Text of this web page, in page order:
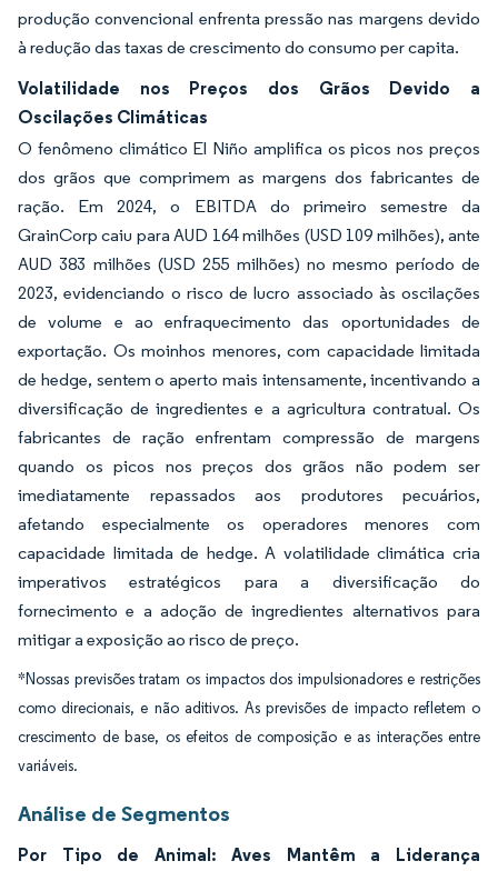
produção convencional enfrenta pressão nas margens devido
à redução das taxas de crescimento do consumo per capita.
Volatilidade nos Preços dos Grãos Devido a
Oscilações Climáticas
O fenômeno climático El Niño amplifica os picos nos preços
dos grãos que comprimem as margens dos fabricantes de
ração. Em 2024, o EBITDA do primeiro semestre da
GrainCorp caiu para AUD 164 milhões (USD 109 milhões), ante
AUD 383 milhões (USD 255 milhões) no mesmo período de
2023, evidenciando o risco de lucro associado às oscilações
de volume e ao enfraquecimento das oportunidades de
exportação. Os moinhos menores, com capacidade limitada
de hedge, sentem o aperto mais intensamente, incentivando a
diversificação de ingredientes e a agricultura contratual. Os
fabricantes de ração enfrentam compressão de margens
quando os picos nos preços dos grãos não podem ser
imediatamente repassados aos produtores pecuários,
afetando especialmente os operadores menores com
capacidade limitada de hedge. A volatilidade climática cria
imperativos estratégicos para a diversificação do
fornecimento e a adoção de ingredientes alternativos para
mitigar a exposição ao risco de preço.
*Nossas previsões tratam os impactos dos impulsionadores e restrições
como direcionais, e não aditivos. As previsões de impacto refletem o
crescimento de base, os efeitos de composição e as interações entre
variáveis.
Análise de Segmentos
Por Tipo de Animal: Aves Mantêm a Liderança